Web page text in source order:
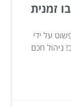
זמנית
על ידי
ניהול חכם